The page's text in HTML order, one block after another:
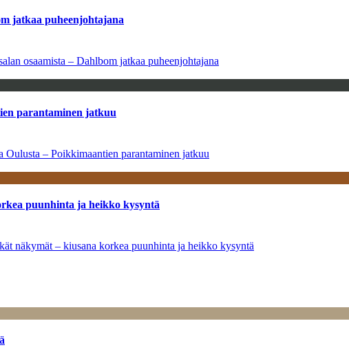
jatkaa puheenjohtajana
osaamista – Dahlbom jatkaa puheenjohtajana
parantaminen jatkuu
– Poikkimaantien parantaminen jatkuu
puunhinta ja heikko kysyntä
näkymät – kiusana korkea puunhinta ja heikko kysyntä